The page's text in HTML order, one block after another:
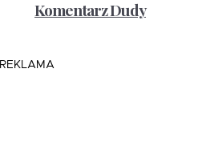
Komentarz Dudy
REKLAMA